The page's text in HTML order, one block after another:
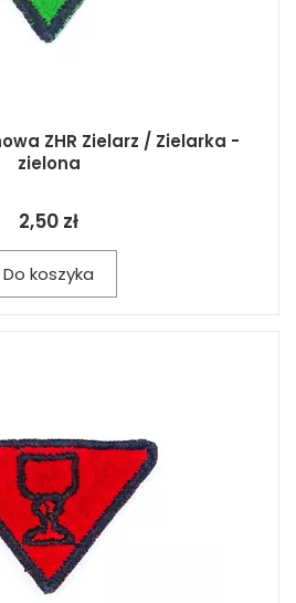
ZHR Zielarz / Zielarka -
zielona
2,50 zł
Do koszyka